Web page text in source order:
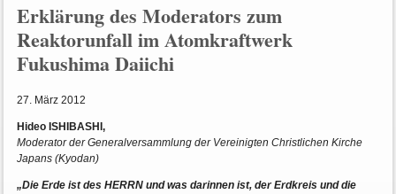
Erklärung des Moderators zum
Reaktorunfall im Atomkraftwerk
Fukushima Daiichi
27. März 2012
Hideo ISHIBASHI,
Moderator der Generalversammlung der Vereinigten Christlichen Kirche
Japans (Kyodan)
„Die Erde ist des HERRN und was darinnen ist, der Erdkreis und die